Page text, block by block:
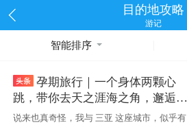
目的地攻略
游记
智能排序
孕期旅行｜一个身体两颗心
跳，带你去天之涯海之角，邂逅网
红却又安静的三亚
说来也真奇怪，我与 三亚 这座城市，似乎有